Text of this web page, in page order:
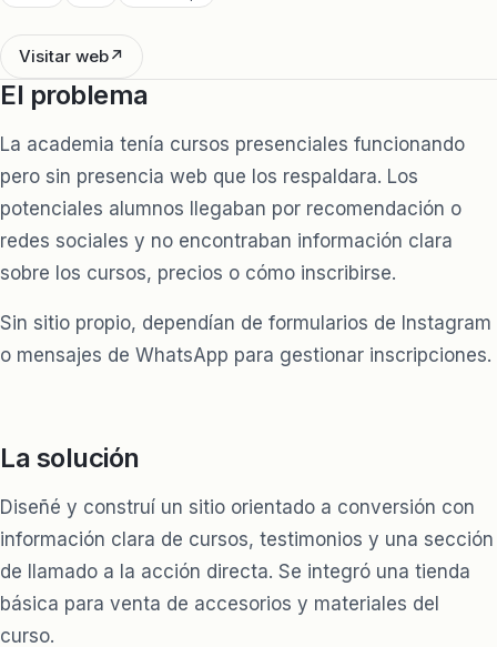
Visitar web
El problema
La academia tenía cursos presenciales funcionando
pero sin presencia web que los respaldara. Los
potenciales alumnos llegaban por recomendación o
redes sociales y no encontraban información clara
sobre los cursos, precios o cómo inscribirse.
Sin sitio propio, dependían de formularios de Instagram
o mensajes de WhatsApp para gestionar inscripciones.
La solución
Diseñé y construí un sitio orientado a conversión con
información clara de cursos, testimonios y una sección
de llamado a la acción directa. Se integró una tienda
básica para venta de accesorios y materiales del
curso.